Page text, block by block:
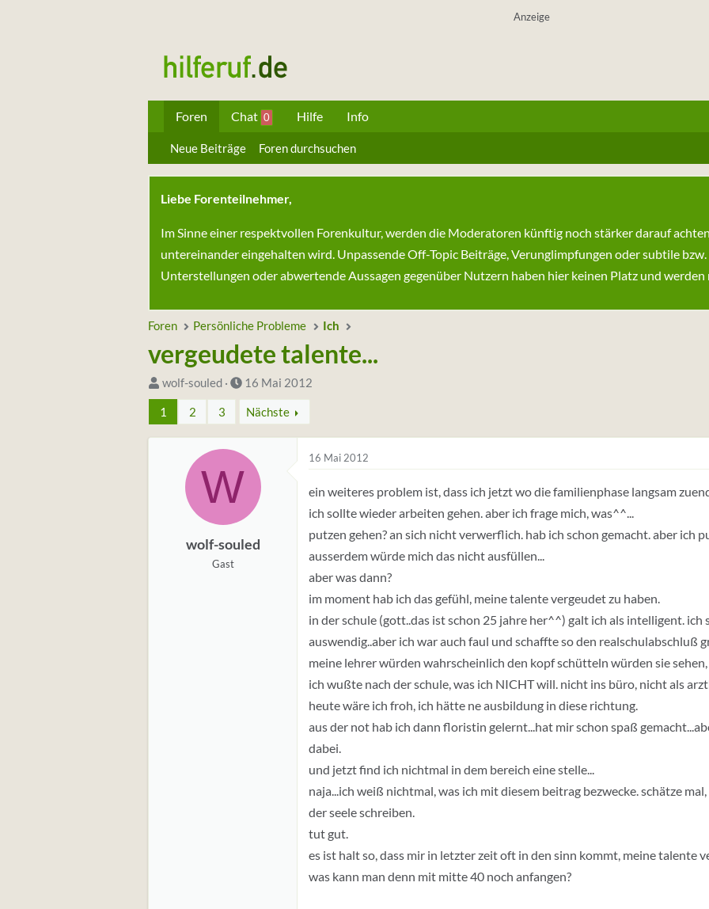
Anzeige
Foren Chat 0 Hilfe Info
Neue Beiträge Foren durchsuchen
Liebe Forenteilnehmer,
Im Sinne einer respektvollen Forenkultur, werden die Moderatoren künftig noch stärker darauf
untereinander eingehalten wird. Unpassende Off-Topic Beiträge, Verunglimpfungen oder subtile
Unterstellungen oder abwertende Aussagen gegenüber Nutzern haben hier keinen Platz und
Foren Persönliche Probleme Ich
vergeudete talente...
S
t
a
r
wolf-souled
D
a
t
u
m
a
r
16 Mai 2012
1 2 3 Nächste
W
wolf-souled
Gast
16 Mai 2012
ein weiteres problem ist, dass ich jetzt wo die familienphase langsam
ich sollte wieder arbeiten gehen. aber ich frage mich, was^^...
putzen gehen? an sich nicht verwerflich. hab ich schon gemacht. aber ich
ausserdem würde mich das nicht ausfüllen...
aber was dann?
im moment hab ich das gefühl, meine talente vergeudet zu haben.
in der schule (gott..das ist schon 25 jahre her^^) galt ich als intelligent.
auswendig..aber ich war auch faul und schaffte so den realschulabschluß
meine lehrer würden wahrscheinlich den kopf schütteln würden sie sehen,
ich wußte nach der schule, was ich NICHT will. nicht ins büro, nicht als
heute wäre ich froh, ich hätte ne ausbildung in diese richtung.
aus der not hab ich dann floristin gelernt...hat mir schon spaß
dabei.
und jetzt find ich nichtmal in dem bereich eine stelle...
naja...ich weiß nichtmal, was ich mit diesem beitrag bezwecke. schätze
der seele schreiben.
tut gut.
es ist halt so, dass mir in letzter zeit oft in den sinn kommt, meine talente
was kann man denn mit mitte 40 noch anfangen?